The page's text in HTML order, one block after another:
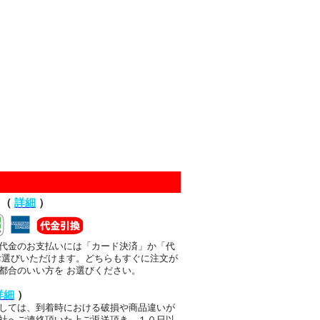
詳細 ）
金のお支払いには「カード決済」か「代
びいただけます。どちらもすぐに注文が
合のいい方を お選びください。
細 ）
ては、到着時における破損や商品違いが